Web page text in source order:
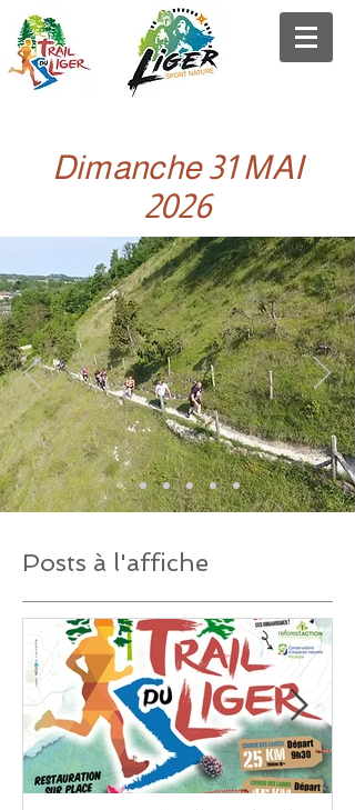
Dimanche 31 MAI
2026
Posts à l'affiche